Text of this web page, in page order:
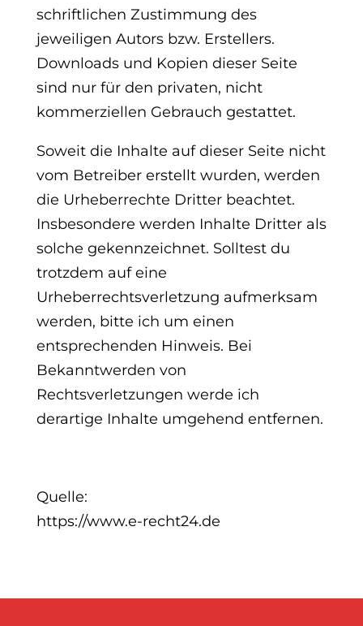
schriftlichen Zustimmung des
jeweiligen Autors bzw. Erstellers.
Downloads und Kopien dieser Seite
sind nur für den privaten, nicht
kommerziellen Gebrauch gestattet.
Soweit die Inhalte auf dieser Seite nicht
vom Betreiber erstellt wurden, werden
die Urheberrechte Dritter beachtet.
Insbesondere werden Inhalte Dritter als
solche gekennzeichnet. Solltest du
trotzdem auf eine
Urheberrechtsverletzung aufmerksam
werden, bitte ich um einen
entsprechenden Hinweis. Bei
Bekanntwerden von
Rechtsverletzungen werde ich
derartige Inhalte umgehend entfernen.
Quelle:
https://www.e-recht24.de